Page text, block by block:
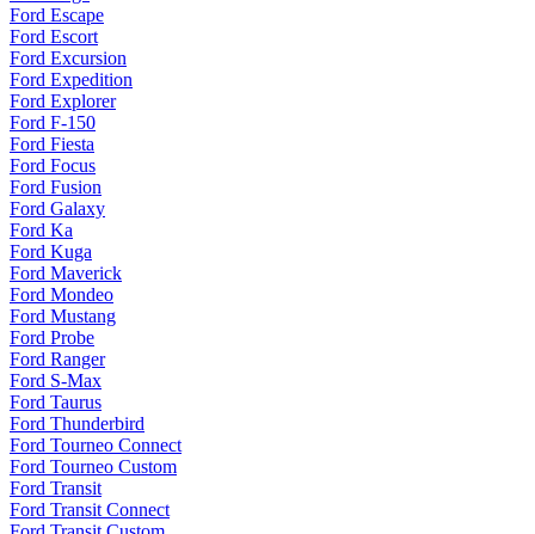
Ford Escape
Ford Escort
Ford Excursion
Ford Expedition
Ford Explorer
Ford F-150
Ford Fiesta
Ford Focus
Ford Fusion
Ford Galaxy
Ford Ka
Ford Kuga
Ford Maverick
Ford Mondeo
Ford Mustang
Ford Probe
Ford Ranger
Ford S-Max
Ford Taurus
Ford Thunderbird
Ford Tourneo Connect
Ford Tourneo Custom
Ford Transit
Ford Transit Connect